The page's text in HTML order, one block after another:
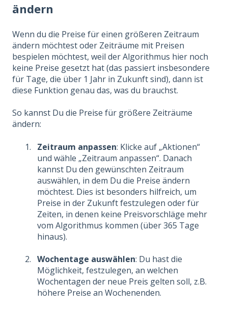
ändern
Wenn du die Preise für einen größeren Zeitraum
ändern möchtest oder Zeiträume mit Preisen
bespielen möchtest, weil der Algorithmus hier noch
keine Preise gesetzt hat (das passiert insbesondere
für Tage, die über 1 Jahr in Zukunft sind), dann ist
diese Funktion genau das, was du brauchst.
So kannst Du die Preise für größere Zeiträume
ändern:
Zeitraum anpassen: Klicke auf „Aktionen“
und wähle „Zeitraum anpassen“. Danach
kannst Du den gewünschten Zeitraum
auswählen, in dem Du die Preise ändern
möchtest. Dies ist besonders hilfreich, um
Preise in der Zukunft festzulegen oder für
Zeiten, in denen keine Preisvorschläge mehr
vom Algorithmus kommen (über 365 Tage
hinaus).
Wochentage auswählen: Du hast die
Möglichkeit, festzulegen, an welchen
Wochentagen der neue Preis gelten soll, z.B.
höhere Preise an Wochenenden.